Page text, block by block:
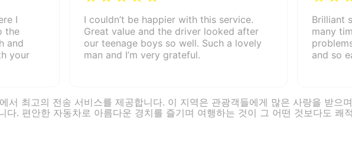
I
the
and
your
I couldn’t be happier with this service.
Great value and the driver looked after
our teenage boys so well. Such a lovely
man and I’m very grateful.
Brilliant
many
and so
서 최고의 전송 서비스를 제공합니다. 이 지역은 관광객들에게 많은 사랑을 받으
다. 편안한 자동차로 아름다운 경치를 즐기며 여행하는 것이 그 어떤 것보다도 쾌